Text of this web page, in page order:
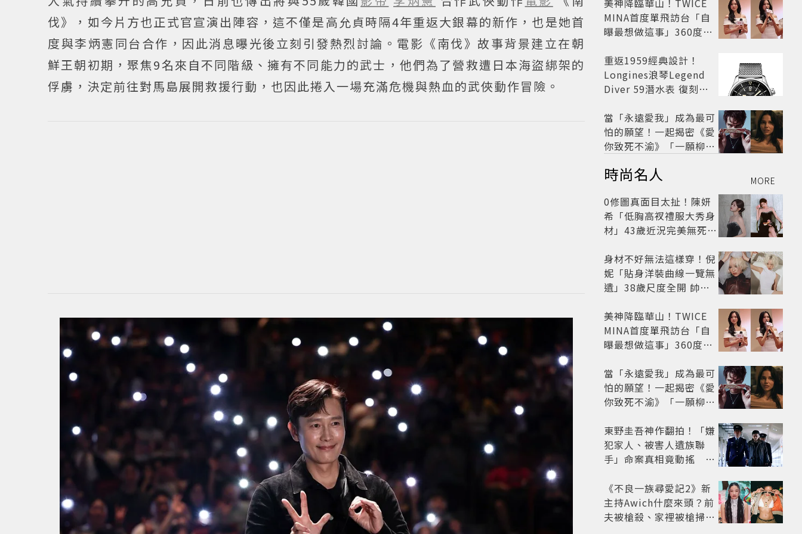
伐》，如今片方也正式官宣演出陣容，這不僅是高允貞時隔4年重返大銀幕的新作，也是她首
度與李炳憲同台合作，因此消息曝光後立刻引發熱烈討論。電影《南伐》故事背景建立在朝
鮮王朝初期，聚焦9名來自不同階級、擁有不同能力的武士，他們為了營救遭日本海盜綁架的
俘虜，決定前往對馬島展開救援行動，也因此捲入一場充滿危機與熱血的武俠動作冒險。
美神降臨華山！TWICE
MINA首度單飛訪台「自
曝最想做這事」360度0
開
重返1959經典設計！
Longines浪琴Legend
Diver 59潛水表 復刻懷
當「永遠愛我」成為最可
怕的願望！一起揭密《愛
你致死不渝》「一願柳」
路
時尚名人 MORE
0修圖真面目太扯！陳妍
希「低胸高衩禮服大秀身
材」43歲近況完美無死角
身材不好無法這樣穿！倪
妮「貼身洋裝曲線一覽無
遺」38歲尺度全開 帥氣
美神降臨華山！TWICE
MINA首度單飛訪台「自
曝最想做這事」360度0
開
當「永遠愛我」成為最可
怕的願望！一起揭密《愛
你致死不渝》「一願柳」
路
東野圭吾神作翻拍！「嫌
犯家人、被害人遺族聯
手」命案真相竟動搖
框架展開
《不良一族尋愛記2》新
主持Awich什麼來頭？前
夫被槍殺、家裡被槍掃射